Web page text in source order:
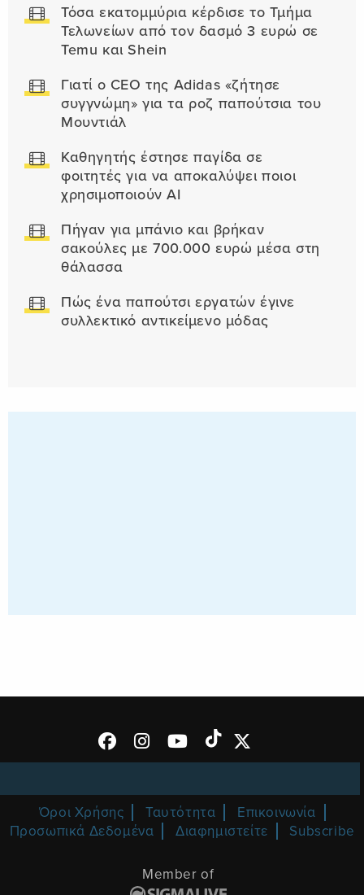
Τόσα εκατομμύρια κέρδισε το Τμήμα
Τελωνείων από τον δασμό 3 ευρώ σε
Temu και Shein
Γιατί ο CEO της Adidas «ζήτησε
συγγνώμη» για τα ροζ παπούτσια του
Μουντιάλ
Καθηγητής έστησε παγίδα σε
φοιτητές για να αποκαλύψει ποιοι
χρησιμοποιούν AI
Πήγαν για μπάνιο και βρήκαν
σακούλες με 700.000 ευρώ μέσα στη
θάλασσα
Πώς ένα παπούτσι εργατών έγινε
συλλεκτικό αντικείμενο μόδας
Όροι Χρήσης Ταυτότητα
Επικοινωνία
Προσωπικά Δεδομένα
Διαφημιστείτε Subscribe
Member of